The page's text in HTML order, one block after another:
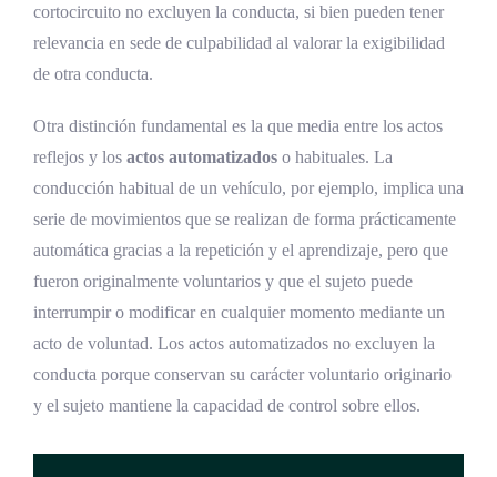
cortocircuito no excluyen la conducta, si bien pueden tener
relevancia en sede de culpabilidad al valorar la exigibilidad
de otra conducta.
Otra distinción fundamental es la que media entre los actos
reflejos y los actos automatizados o habituales. La
conducción habitual de un vehículo, por ejemplo, implica una
serie de movimientos que se realizan de forma prácticamente
automática gracias a la repetición y el aprendizaje, pero que
fueron originalmente voluntarios y que el sujeto puede
interrumpir o modificar en cualquier momento mediante un
acto de voluntad. Los actos automatizados no excluyen la
conducta porque conservan su carácter voluntario originario
y el sujeto mantiene la capacidad de control sobre ellos.